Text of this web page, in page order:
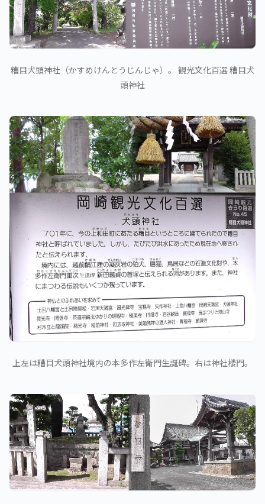
糟目犬頭神社（かすめけんとうじんじゃ）。 観光文化百選 糟目犬
頭神社
上左は糟目犬頭神社境内の本多作左衛門生誕碑。右は神社楼門。